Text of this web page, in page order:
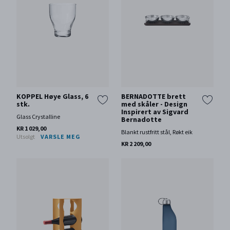
KOPPEL Høye Glass, 6
stk.
Glass Crystalline
KR 1 029,00
Utsolgt
VARSLE MEG
BERNADOTTE brett
med skåler - Design
Inspirert av Sigvard
Bernadotte
Blankt rustfritt stål, Røkt eik
KR 2 209,00